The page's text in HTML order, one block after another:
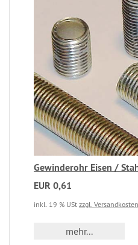
Gewinderohr Eisen /
EUR 0,61
inkl. 19 % USt zzgl. Versandkosten
mehr...